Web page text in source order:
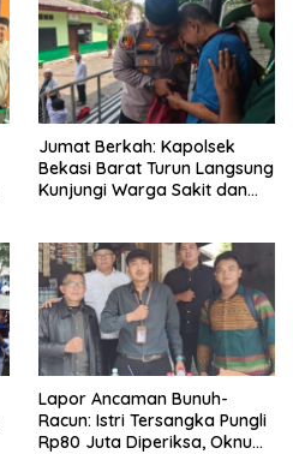
Jumat Berkah: Kapolsek
Bekasi Barat Turun Langsung
Kunjungi Warga Sakit dan
Lapor Ancaman Bunuh-
Racun: Istri Tersangka Pungli
Rp80 Juta Diperiksa, Oknum